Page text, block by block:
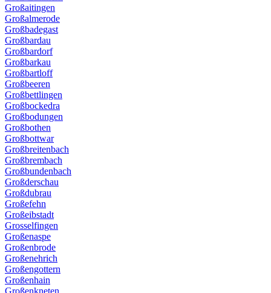
Großaitingen
Großalmerode
Großbadegast
Großbardau
Großbardorf
Großbarkau
Großbartloff
Großbeeren
Großbettlingen
Großbockedra
Großbodungen
Großbothen
Großbottwar
Großbreitenbach
Großbrembach
Großbundenbach
Großderschau
Großdubrau
Großefehn
Großeibstadt
Grosselfingen
Großenaspe
Großenbrode
Großenehrich
Großengottern
Großenhain